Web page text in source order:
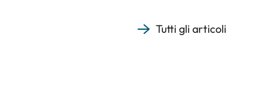
Tutti gli articoli